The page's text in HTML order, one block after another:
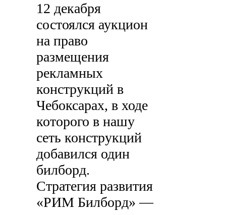
12 декабря
состоялся аукцион
на право
размещения
рекламных
конструкций в
Чебоксарах, в ходе
которого в нашу
сеть конструкций
добавился один
билборд.
Стратегия развития
«РИМ Билборд» —